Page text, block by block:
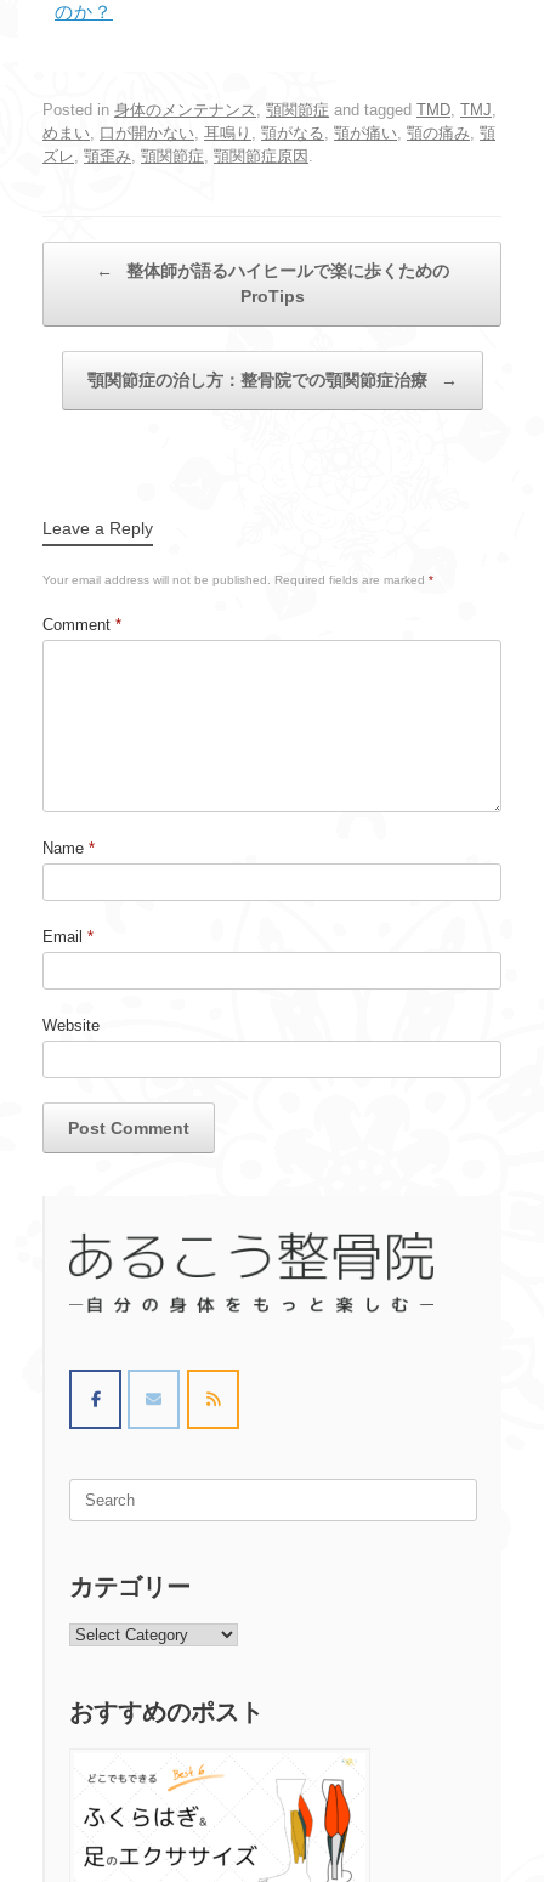
のか？
Posted in 身体のメンテナンス 顎関節症 and tagged TMD TMJ
めまい 口が開かない 耳鳴り 顎がなる 顎が痛い 顎の痛み 顎
ズレ 顎歪み 顎関節症 顎関節症原因
Post
←
整体師が語るハイヒールで楽に歩くための
ProTips
顎関節症の治し方：整骨院での顎関節症治療 →
Leave a Reply
Your email address will not be published. Required fields are marked *
Comment *
Name *
Email *
Website
カテゴリー
カ
リ
ー
おすすめのポスト